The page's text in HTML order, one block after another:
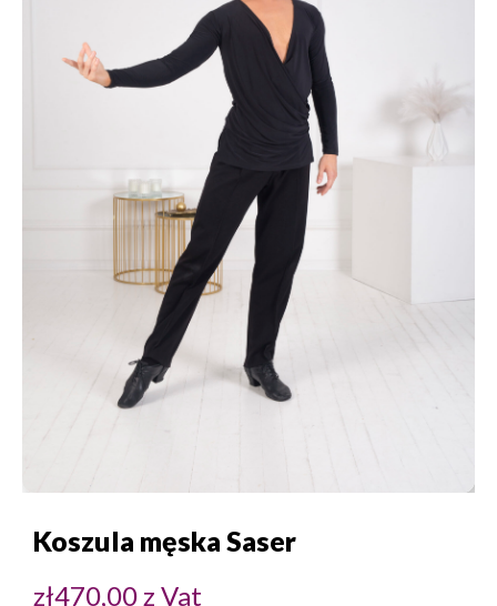
Koszula męska Saser
zł470,00z Vat